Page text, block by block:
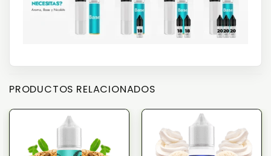
PRODUCTOS RELACIONADOS